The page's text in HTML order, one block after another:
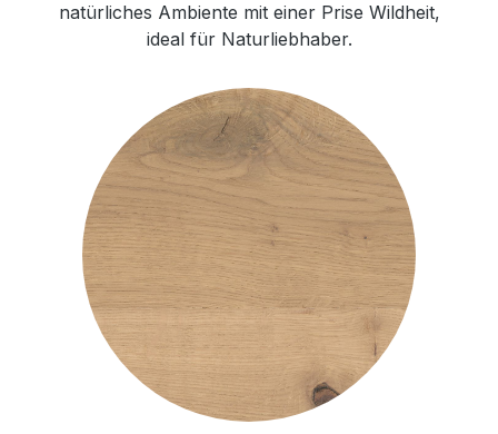
natürliches Ambiente mit einer Prise Wildheit,
ideal für Naturliebhaber.